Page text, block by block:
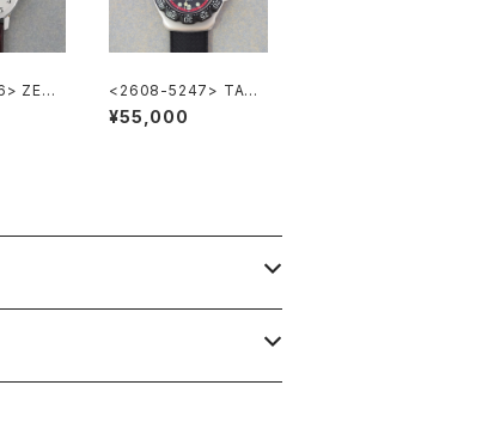
ZENI
<2608-5247> TAG
HEUER FORMULA1
¥55,000